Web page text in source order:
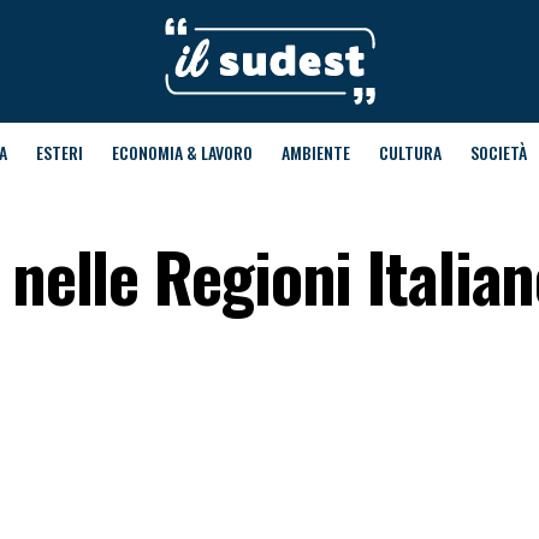
ESTERI ECONOMIA & LAVORO AMBIENTE CULTURA SOCIETÀ
nelle Regioni